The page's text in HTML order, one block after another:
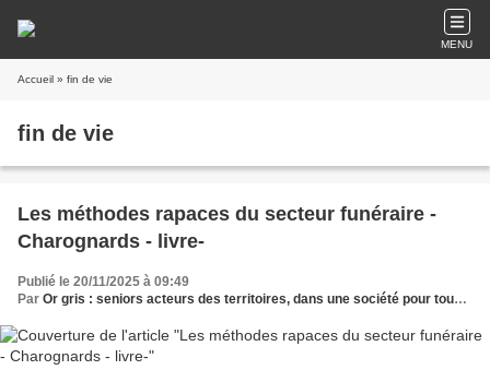
MENU
Accueil » fin de vie
fin de vie
Les méthodes rapaces du secteur funéraire -
Charognards - livre-
Publié le 20/11/2025 à 09:49
Par Or gris : seniors acteurs des territoires, dans une société pour tous les âges